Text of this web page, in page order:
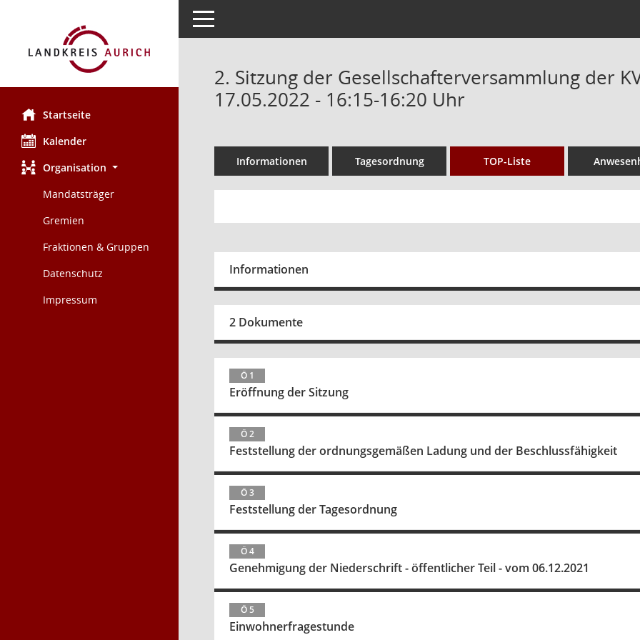
Startseite
Kalender
Organisation
Mandatsträger
Gremien
Fraktionen & Gruppen
Datenschutz
Impressum
Toggle navigation
2. Sitzung der Gesellschafterversammlung der
17.05.2022 - 16:15-16:20 Uhr
Informationen Tagesordnung TOP-Liste
Informationen
2 Dokumente
Ö 1
Eröffnung der Sitzung
Ö 2
Feststellung der ordnungsgemäßen Ladung und der Beschlussfähigkeit
Ö 3
Feststellung der Tagesordnung
Ö 4
Genehmigung der Niederschrift - öffentlicher Teil - vom 06.12.2021
Ö 5
Einwohnerfragestunde